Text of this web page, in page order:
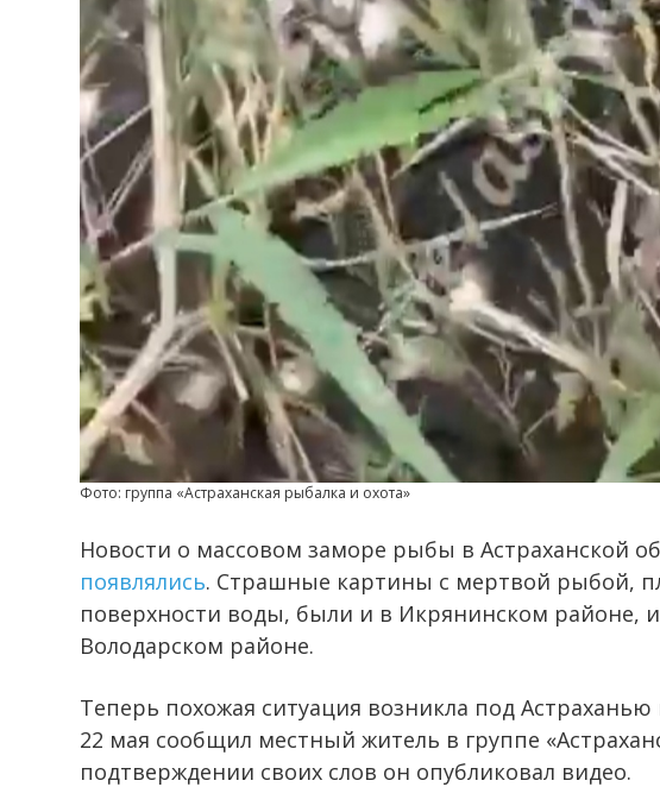
Фото: группа «Астраханская рыбалка и охота»
Новости о массовом заморе рыбы в Астраханской
появлялись. Страшные картины с мертвой рыбой,
поверхности воды, были и в Икрянинском районе,
Володарском районе.
Теперь похожая ситуация возникла под
22 мая сообщил местный житель в группе
подтверждении своих слов он опубликовал видео.